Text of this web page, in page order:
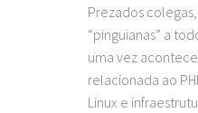
Prezados
“pinguianas” a
uma vez
relacionada ao
Linux e